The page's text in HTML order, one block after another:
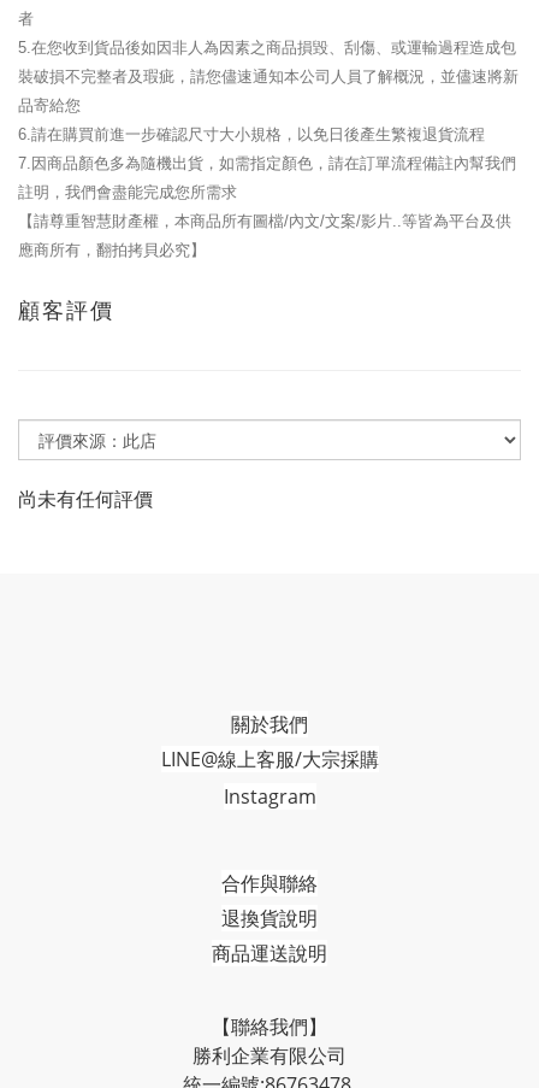
者
5.在您收到貨品後如因非人為因素之商品損毀、刮傷、或運輸過程造成包
裝破損不完整者及瑕疵，請您儘速通知本公司人員了解概況，並儘速將新
品寄給您
6.請在購買前進一步確認尺寸大小規格，以免日後產生繁複退貨流程
7.因商品顏色多為隨機出貨，如需指定顏色，請在訂單流程備註內幫我們
註明，我們會盡能完成您所需求
【請尊重智慧財產權，本商品所有圖檔/內文/文案/影片..等皆為平台及供
應商所有，翻拍拷貝必究】
顧客評價
尚未有任何評價
關於我們
LINE@線上客服/大宗採購
Instagram
合作與聯絡
退換貨說明
商品運送說明
【聯絡我們】
勝利企業有限公司